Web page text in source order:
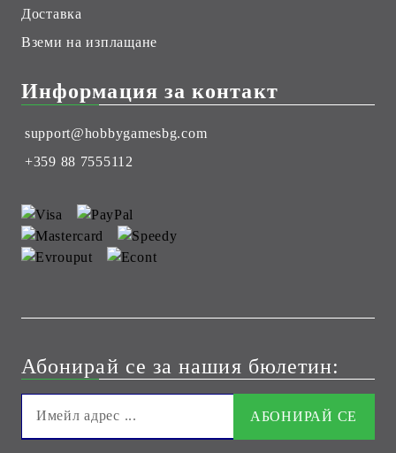
Доставка
Вземи на изплащане
Информация за контакт
support@hobbygamesbg.com
+359 88 7555112
Абонирай се за нашия бюлетин: